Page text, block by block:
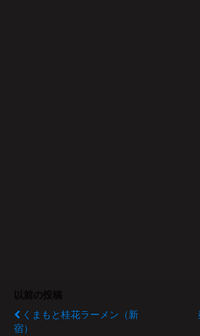
くまもと桂花ラーメン（新
宿）